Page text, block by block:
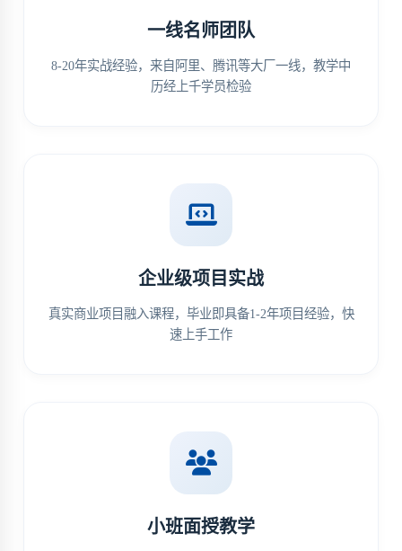
一线名师团队
8-20年实战经验，来自阿里、腾讯等大厂一线，教学中
历经上千学员检验
企业级项目实战
真实商业项目融入课程，毕业即具备1-2年项目经验，快
速上手工作
小班面授教学